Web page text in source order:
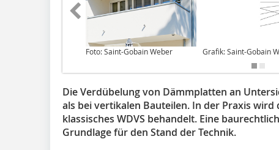
Foto: Saint-Gobain Weber Grafik: Saint-Gobain
Die Verdübelung von Dämmplatten an
als bei vertikalen Bauteilen. In der Praxis wird
klassisches WDVS behandelt. Eine
Grundlage für den Stand der Technik.